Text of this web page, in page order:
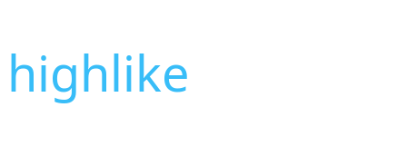
highlike